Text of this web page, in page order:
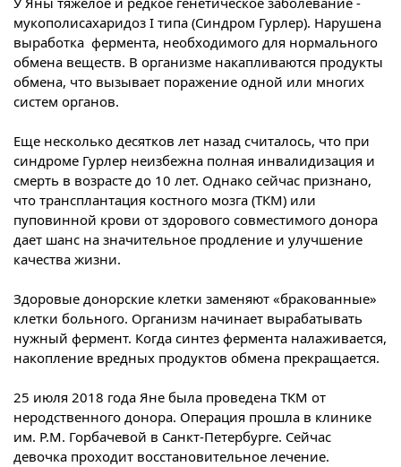
мукополисахаридоз I типа (Синдром Гурлер). Нарушена
выработка фермента, необходимого для нормального
обмена веществ. В организме накапливаются продукты
обмена, что вызывает поражение одной или многих
систем органов.
Еще несколько десятков лет назад считалось, что при
синдроме Гурлер неизбежна полная инвалидизация и
смерть в возрасте до 10 лет. Однако сейчас признано,
что трансплантация костного мозга (ТКМ) или
пуповинной крови от здорового совместимого донора
дает шанс на значительное продление и улучшение
качества жизни.
Здоровые донорские клетки заменяют «бракованные»
клетки больного. Организм начинает вырабатывать
нужный фермент. Когда синтез фермента налаживается,
накопление вредных продуктов обмена прекращается.
25 июля 2018 года Яне была проведена ТКМ от
неродственного донора. Операция прошла в клинике
им. Р.М. Горбачевой в Санкт-Петербурге. Сейчас
девочка проходит восстановительное лечение.